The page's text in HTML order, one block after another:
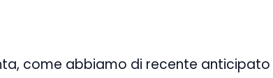
come abbiamo di recente